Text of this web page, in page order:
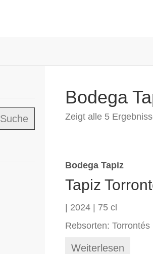
Suche
Bodega
Zeigt alle 5
Bodega Tapiz
Tapiz
| 2024 | 75 cl
Rebsorten: Torrontés
Weiterlesen